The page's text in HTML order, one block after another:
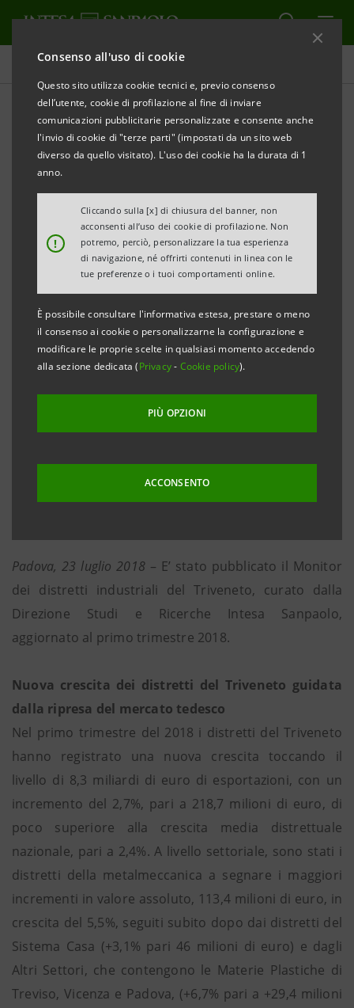
Consenso all'uso di cookie
Questo sito utilizza cookie tecnici e, previo consenso
dell’utente, cookie di profilazione al fine di inviare
comunicazioni pubblicitarie personalizzate e consente anche
l'invio di cookie di "terze parti" (impostati da un sito web
diverso da quello visitato). L'uso dei cookie ha la durata di 1
anno.
!
Cliccando sulla [x] di chiusura del banner, non
acconsenti all’uso dei cookie di profilazione. Non
potremo, perciò, personalizzare la tua esperienza
di navigazione, né offrirti contenuti in linea con le
tue preferenze o i tuoi comportamenti online.
È possibile consultare l'informativa estesa, prestare o meno
il consenso ai cookie o personalizzarne la configurazione e
modificare le proprie scelte in qualsiasi momento accedendo
alla sezione dedicata (Privacy- Cookie policy).
PIÙ OPZIONI
ACCONSENTO
Comunicati stampa
STAMPA AGGIORNA
MONITOR DEI DISTRETTI INDUSTRIALI DEL
TRIVENETO AL PRIMO TRIMESTRE 2018: EXPORT +
2,7%, SUPERIORE ALLA CRESCITA MEDIA
NAZIONALE
Miglior primo trimestre di sempre per i distretti
veneti che con 6,3 mld di euro hanno superato del
17% i valori dell’export dello stesso periodo del
2008. Nove distretti veneti tra i primi 30 in Italia
per crescita dell’export
I distretti del Friuli VG hanno raggiunto 815,8
Filiera del Mobile. Il trimestre si è chiuso in
crescita dell’1,3%, pari a 6,1 mln di euro
Trentino AA: +7,6%, con 4 distretti che rientrano
tra i primi 30 italiani per maggiore incremento
Padova, 23 luglio 2018 – E’ stato pubblicato il Monitor
dei distretti industriali del Triveneto, curato dalla
Direzione Studi e Ricerche Intesa Sanpaolo,
aggiornato al primo trimestre 2018.
Nuova crescita dei distretti del Triveneto guidata
dalla ripresa del mercato tedesco
Nel primo trimestre del 2018 i distretti del Triveneto
hanno registrato una nuova crescita toccando il
livello di 8,3 miliardi di euro di esportazioni, con un
incremento del 2,7%, pari a 218,7 milioni di euro, di
poco superiore alla crescita media distrettuale
nazionale, pari a 2,4%. A livello settoriale, sono stati i
distretti della metalmeccanica a segnare i maggiori
incrementi in valore assoluto, 113,4 milioni di euro, in
crescita del 5,5%, seguiti subito dopo dai distretti del
Sistema Casa (+3,1% pari 46 milioni di euro) e dagli
Altri Settori, che contengono le Materie Plastiche di
Treviso, Vicenza e Padova, (+6,7% pari a +29,4 milioni